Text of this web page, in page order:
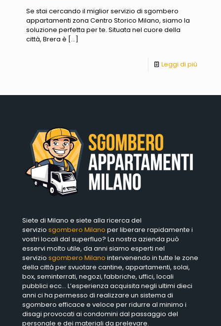
Se stai cercando il miglior servizio di sgombero
appartamenti zona Centro Storico Milano, siamo la
soluzione perfetta per te. Situata nel cuore della
città, Brera è […]
Leggi di più
Siete di Milano e siete alla ricerca del
servizio sgombero Milano per liberare rapidamente i
vostri locali dal superfluo? La nostra azienda può
esservi molto utile, da anni siamo esperti nel
servizio sgombero Milano intervenendo in tutte le zone
della città per svuotare cantine, appartamenti, solai,
box, seminterrati, negozi, fabbriche, uffici, locali
pubblici ecc… L’esperienza acquisita negli ultimi dieci
anni ci ha permesso di realizzare un sistema di
sgombero efficace e veloce per ridurre al minimo i
disagi provocati ai condomini dal passaggio del
personale e dei materiali da prelevare.